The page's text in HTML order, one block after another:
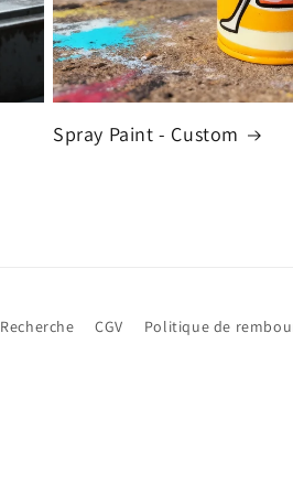
Spray Paint - Custom
Recherche CGV Politique de